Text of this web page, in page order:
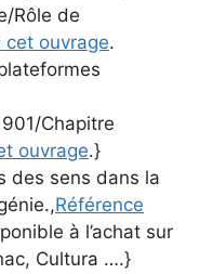
Rôle de
cet ouvrage.
Chapitre
ouvrage.}
des sens dans la
Référence
à l’achat sur
Cultura ….}